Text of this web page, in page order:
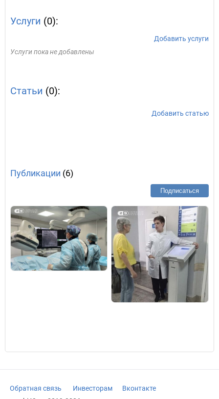
Услуги (0):
Добавить услуги
Услуги пока не добавлены
Статьи (0):
Добавить статью
Публикации (6)
Подписаться
Обратная связь Инвесторам
Вконтакте